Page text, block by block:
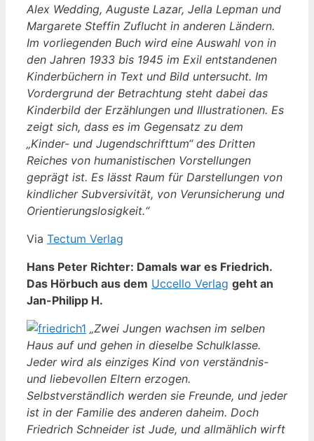
Alex Wedding, Auguste Lazar, Jella Lepman und
Margarete Steffin Zuflucht in anderen Ländern.
Im vorliegenden Buch wird eine Auswahl von in
den Jahren 1933 bis 1945 im Exil entstandenen
Kinderbüchern in Text und Bild untersucht. Im
Vordergrund der Betrachtung steht dabei das
Kinderbild der Erzählungen und Illustrationen. Es
zeigt sich, dass es im Gegensatz zu dem
„Kinder- und Jugendschrifttum“ des Dritten
Reiches von humanistischen Vorstellungen
geprägt ist. Es lässt Raum für Darstellungen von
kindlicher Subversivität, von Verunsicherung und
Orientierungslosigkeit.“
Via Tectum Verlag
Hans Peter Richter: Damals war es Friedrich.
Das Hörbuch aus dem Uccello Verlag geht an
Jan-Philipp H.
„Zwei Jungen wachsen im selben
Haus auf und gehen in dieselbe Schulklasse.
Jeder wird als einziges Kind von verständnis-
und liebevollen Eltern erzogen.
Selbstverständlich werden sie Freunde, und jeder
ist in der Familie des anderen daheim. Doch
Friedrich Schneider ist Jude, und allmählich wirft